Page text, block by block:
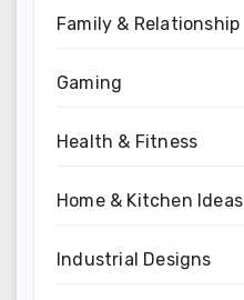
Family & Relationship
Gaming
Health & Fitness
Home & Kitchen Ideas
Industrial Designs